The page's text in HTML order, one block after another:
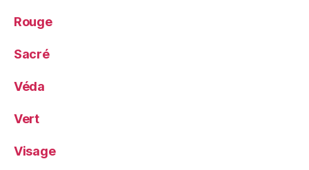
Rouge
Sacré
Véda
Vert
Visage